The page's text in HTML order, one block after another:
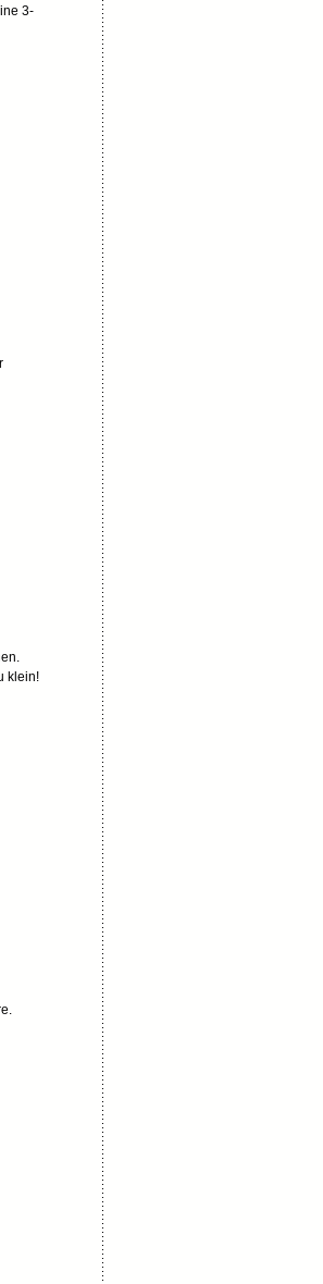
3-
klein!